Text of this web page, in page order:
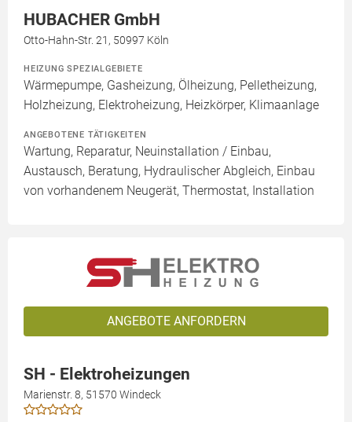
HUBACHER GmbH
Otto-Hahn-Str. 21, 50997 Köln
HEIZUNG SPEZIALGEBIETE
Wärmepumpe, Gasheizung, Ölheizung, Pelletheizung,
Holzheizung, Elektroheizung, Heizkörper, Klimaanlage
ANGEBOTENE TÄTIGKEITEN
Wartung, Reparatur, Neuinstallation / Einbau,
Austausch, Beratung, Hydraulischer Abgleich, Einbau
von vorhandenem Neugerät, Thermostat, Installation
ANGEBOTE ANFORDERN
SH - Elektroheizungen
Marienstr. 8, 51570 Windeck